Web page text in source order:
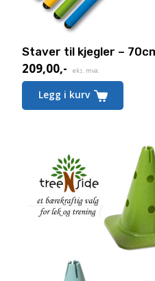
Staver til kjegler –
209,00,- eks. mva.
Legg i kurv